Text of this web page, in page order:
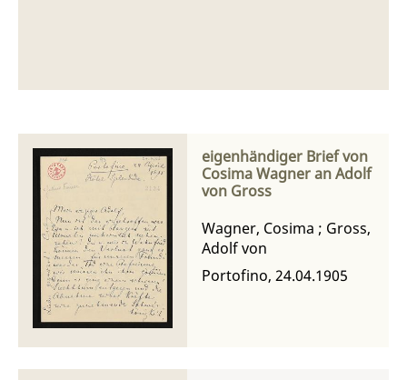
eigenhändiger Brief von
Cosima Wagner an Adolf
von Gross
Wagner, Cosima ; Gross,
Adolf von
Portofino, 24.04.1905